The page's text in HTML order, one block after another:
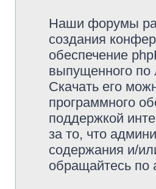
Наши форумы
создания
обеспечение
выпущенного по
Скачать его
программного
поддержкой
за то, что
содержания и/
обращайтесь по